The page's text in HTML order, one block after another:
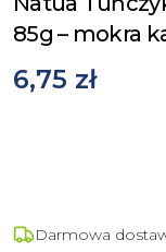
85g – mokra
6,75 zł
Darmowa